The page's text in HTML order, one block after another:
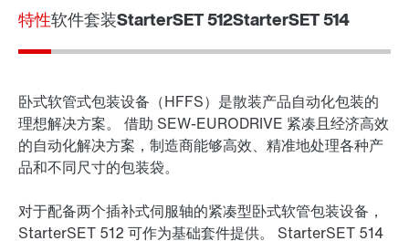
SEW-EURODRIVE 全世界
特性软件套装StarterSET 512StarterSET 514
卧式软管式包装设备（HFFS）是散装产品自动化包装的
理想解决方案。 借助 SEW-EURODRIVE 紧凑且经济高效
的自动化解决方案，制造商能够高效、精准地处理各种产
品和不同尺寸的包装袋。
对于配备两个插补式伺服轴的紧凑型卧式软管包装设备，
StarterSET 512 可作为基础套件提供。 StarterSET 514